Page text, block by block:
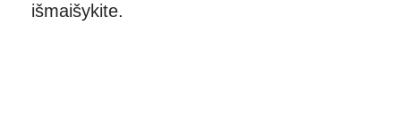
išmaišykite.